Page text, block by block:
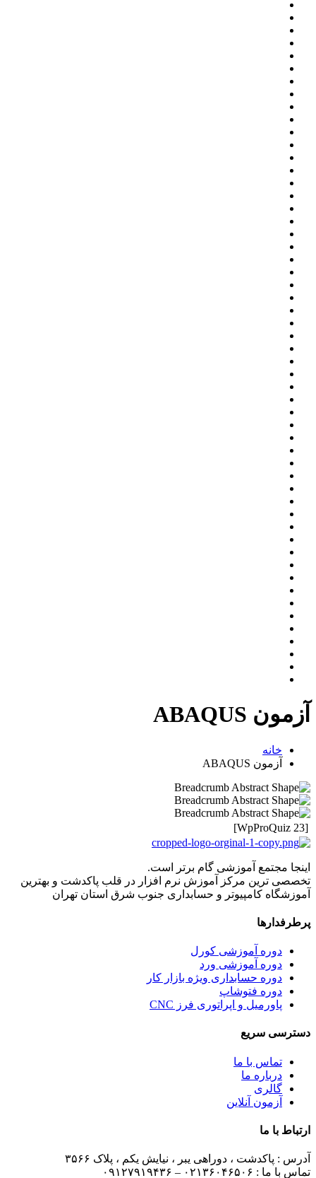
آزمون ABAQUS
خانه
آزمون ABAQUS
[WpProQuiz 23]
اینجا مجتمع آموزشی گام برتر است.
تخصصی ترین مرکز آموزش نرم افزار در قلب پاکدشت و بهترین
آموزشگاه کامپیوتر و حسابداری جنوب شرق استان تهران
پرطرفدارها
دوره آموزشی کورل
دوره آموزشی ورد
دوره حسابداری ویژه بازار کار
دوره فتوشاپ
پاورمیل و اپراتوری فرز CNC
دسترسی سریع
تماس با ما
درباره ما
گالری
آزمون آنلاین
ارتباط با ما
آدرس : پاکدشت ، دوراهی یبر ، نیایش یکم ، پلاک ۳۵۶۶
تماس با ما :